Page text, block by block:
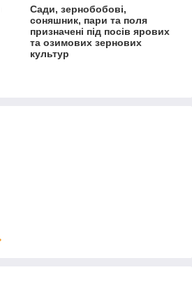
Сади, зернобобові,
соняшник, пари та поля
призначені під посів ярових
та озимових зернових
культур